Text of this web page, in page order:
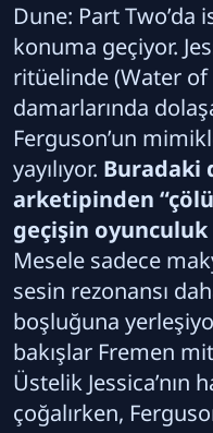
Dune: Part
konuma geçiyor.
ritüelinde (Water of
damarlarında
Ferguson’un
yayılıyor. Buradaki
arketipinden
geçişin
Mesele sadece
sesin rezonansı
boşluğuna
bakışlar Fremen
Üstelik
çoğalırken,